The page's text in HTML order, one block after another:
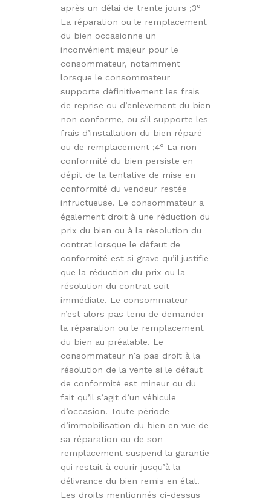
après un délai de trente jours ;3°
La réparation ou le remplacement
du bien occasionne un
inconvénient majeur pour le
consommateur, notamment
lorsque le consommateur
supporte définitivement les frais
de reprise ou d’enlèvement du bien
non conforme, ou s’il supporte les
frais d’installation du bien réparé
ou de remplacement ;4° La non-
conformité du bien persiste en
dépit de la tentative de mise en
conformité du vendeur restée
infructueuse. Le consommateur a
également droit à une réduction du
prix du bien ou à la résolution du
contrat lorsque le défaut de
conformité est si grave qu’il justifie
que la réduction du prix ou la
résolution du contrat soit
immédiate. Le consommateur
n’est alors pas tenu de demander
la réparation ou le remplacement
du bien au préalable. Le
consommateur n’a pas droit à la
résolution de la vente si le défaut
de conformité est mineur ou du
fait qu’il s’agit d’un véhicule
d’occasion. Toute période
d’immobilisation du bien en vue de
sa réparation ou de son
remplacement suspend la garantie
qui restait à courir jusqu’à la
délivrance du bien remis en état.
Les droits mentionnés ci-dessus